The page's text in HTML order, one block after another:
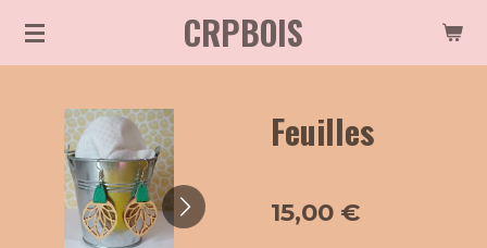
Passer
principal
CRPBOIS
Feuilles
15,00 €